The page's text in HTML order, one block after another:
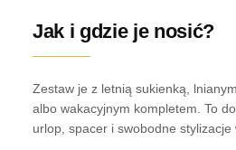
Jak i gdzie je nosić?
Zestaw je z letnią sukienką,
albo wakacyjnym kompletem. To
urlop, spacer i swobodne stylizacje